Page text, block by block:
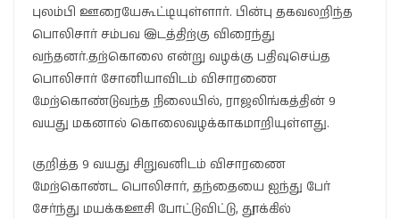
புலம்பி ஊரையேகூட்டியுள்ளார். பின்பு தகவலறிந்த
பொலிசார் சம்பவ இடத்திற்கு விரைந்து
வந்தனர்.தற்கொலை என்று வழக்கு பதிவுசெய்த
பொலிசார் சோனியாவிடம் விசாரணை
மேற்கொண்டுவந்த நிலையில், ராஜலிங்கத்தின் 9
வயது மகனால் கொலைவழக்காகமாறியுள்ளது.
குறித்த 9 வயது சிறுவனிடம் விசாரணை
மேற்கொண்ட பொலிசார், தந்தையை ஐந்து பேர்
சேர்ந்து மயக்கஊசி போட்டுவிட்டு, தூக்கில்